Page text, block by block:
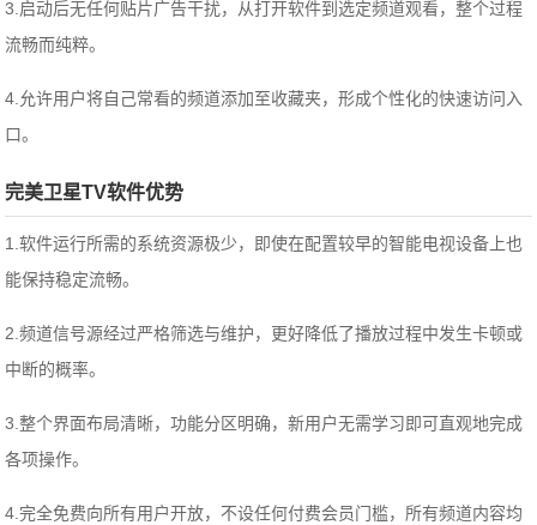
3.启动后无任何贴片广告干扰，从打开软件到选定频道观看，整个过程
流畅而纯粹。
4.允许用户将自己常看的频道添加至收藏夹，形成个性化的快速访问入
口。
完美卫星TV软件优势
1.软件运行所需的系统资源极少，即使在配置较早的智能电视设备上也
能保持稳定流畅。
2.频道信号源经过严格筛选与维护，更好降低了播放过程中发生卡顿或
中断的概率。
3.整个界面布局清晰，功能分区明确，新用户无需学习即可直观地完成
各项操作。
4.完全免费向所有用户开放，不设任何付费会员门槛，所有频道内容均